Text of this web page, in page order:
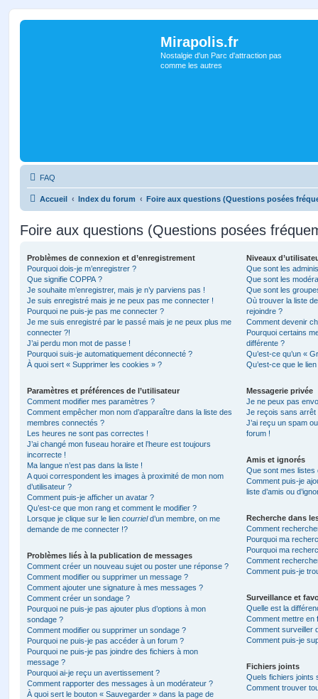
Mirapolis.fr
Nostalgie d'un Parc d'attraction pas
comme les autres
FAQ
Accueil Index du forum Foire aux questions (Questions posées
Foire aux questions (Questions posées
Problèmes de connexion et d’enregistrement
Pourquoi dois-je m’enregistrer ?
Que signifie COPPA ?
Je souhaite m’enregistrer, mais je n’y parviens pas !
Je suis enregistré mais je ne peux pas me connecter !
Pourquoi ne puis-je pas me connecter ?
Je me suis enregistré par le passé mais je ne peux plus me
connecter ?!
J’ai perdu mon mot de passe !
Pourquoi suis-je automatiquement déconnecté ?
À quoi sert « Supprimer les cookies » ?
Paramètres et préférences de l’utilisateur
Comment modifier mes paramètres ?
Comment empêcher mon nom d’apparaître dans la liste des
membres connectés ?
Les heures ne sont pas correctes !
J’ai changé mon fuseau horaire et l’heure est toujours
incorrecte !
Ma langue n’est pas dans la liste !
A quoi correspondent les images à proximité de mon nom
d’utilisateur ?
Comment puis-je afficher un avatar ?
Qu’est-ce que mon rang et comment le modifier ?
Lorsque je clique sur le lien courrield’un membre, on me
demande de me connecter !?
Problèmes liés à la publication de messages
Comment créer un nouveau sujet ou poster une réponse ?
Comment modifier ou supprimer un message ?
Comment ajouter une signature à mes messages ?
Comment créer un sondage ?
Pourquoi ne puis-je pas ajouter plus d’options à mon
sondage ?
Comment modifier ou supprimer un sondage ?
Pourquoi ne puis-je pas accéder à un forum ?
Pourquoi ne puis-je pas joindre des fichiers à mon
message ?
Pourquoi ai-je reçu un avertissement ?
Comment rapporter des messages à un modérateur ?
À quoi sert le bouton « Sauvegarder » dans la page de
Niveaux
Que sont les
Que sont les
Que sont les
Où trouver la liste
rejoindre ?
Comment devenir
Pourquoi certains
différente ?
Qu’est-ce qu’un «
Qu’est-ce que le
Messagerie privée
Je ne peux pas
Je reçois sans arrêt
J’ai reçu un spam
forum !
Amis et ignorés
Que sont mes listes
Comment puis-je
liste d’amis ou
Recherche dans
Comment
Pourquoi ma
Pourquoi ma
Comment
Comment puis-je
Surveillance et
Quelle est la
Comment mettre en
Comment surveiller
Comment puis-je
Fichiers joints
Quels fichiers joints
Comment trouver